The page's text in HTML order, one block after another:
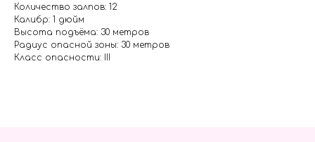
Количество залпов: 12
Калибр: 1 дюйм
Высота подъёма: 30 метров
Радиус опасной зоны: 30 метров
Класс опасности: III